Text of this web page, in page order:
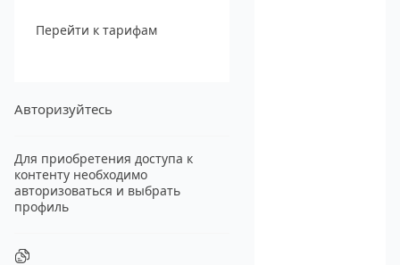
Перейти к тарифам
Авторизуйтесь
Для приобретения доступа к
контенту необходимо
авторизоваться и выбрать
профиль